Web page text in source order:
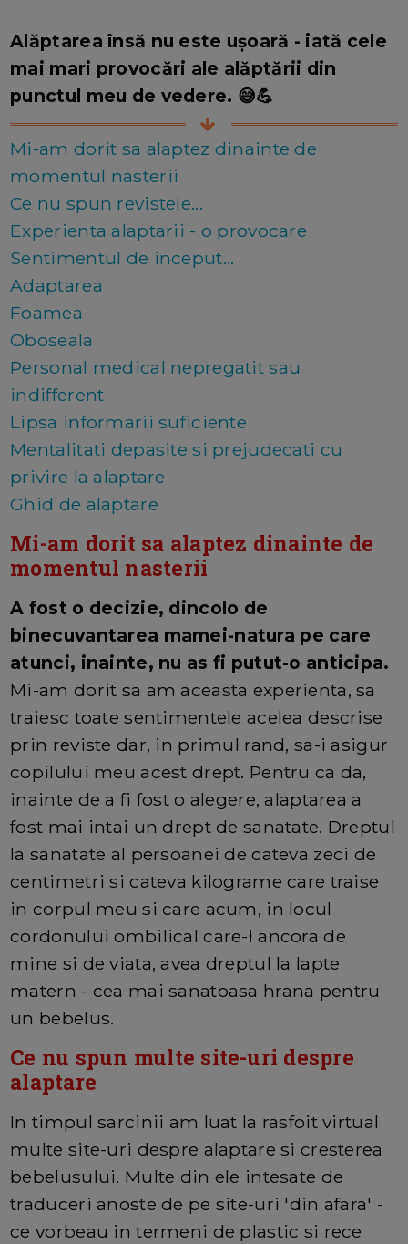
Alăptarea însă nu este ușoară - iată cele
mai mari provocări ale alăptării din
punctul meu de vedere. 😅💪
Mi-am dorit sa alaptez dinainte de
momentul nasterii
Ce nu spun revistele...
Experienta alaptarii - o provocare
Sentimentul de inceput...
Adaptarea
Foamea
Oboseala
Personal medical nepregatit sau
indifferent
Lipsa informarii suficiente
Mentalitati depasite si prejudecati cu
privire la alaptare
Ghid de alaptare
Mi-am dorit sa alaptez dinainte de
momentul nasterii
A fost o decizie, dincolo de
binecuvantarea mamei-natura pe care
atunci, inainte, nu as fi putut-o anticipa.
Mi-am dorit sa am aceasta experienta, sa
traiesc toate sentimentele acelea descrise
prin reviste dar, in primul rand, sa-i asigur
copilului meu acest drept. Pentru ca da,
inainte de a fi fost o alegere, alaptarea a
fost mai intai un drept de sanatate. Dreptul
la sanatate al persoanei de cateva zeci de
centimetri si cateva kilograme care traise
in corpul meu si care acum, in locul
cordonului ombilical care-l ancora de
mine si de viata, avea dreptul la lapte
matern - cea mai sanatoasa hrana pentru
un bebelus.
Ce nu spun multe site-uri despre
alaptare
In timpul sarcinii am luat la rasfoit virtual
multe site-uri despre alaptare si cresterea
bebelusului. Multe din ele intesate de
traduceri anoste de pe site-uri 'din afara' -
ce vorbeau in termeni de plastic si rece